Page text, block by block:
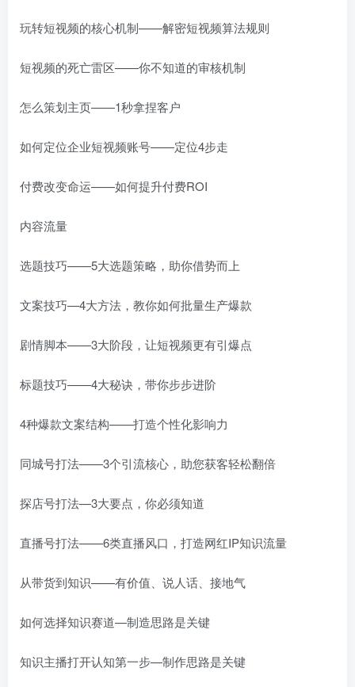
玩转短视频的核心机制——解密短视频算法规则
短视频的死亡雷区——你不知道的审核机制
怎么策划主页——1秒拿捏客户
如何定位企业短视频账号——定位4步走
付费改变命运——如何提升付费ROI
内容流量
选题技巧——5大选题策略，助你借势而上
文案技巧—4大方法，教你如何批量生产爆款
剧情脚本——3大阶段，让短视频更有引爆点
标题技巧——4大秘诀，带你步步进阶
4种爆款文案结构——打造个性化影响力
同城号打法——3个引流核心，助您获客轻松翻倍
探店号打法—3大要点，你必须知道
直播号打法——6类直播风口，打造网红IP知识流量
从带货到知识——有价值、说人话、接地气
如何选择知识赛道—制造思路是关键
知识主播打开认知第一步—制作思路是关键